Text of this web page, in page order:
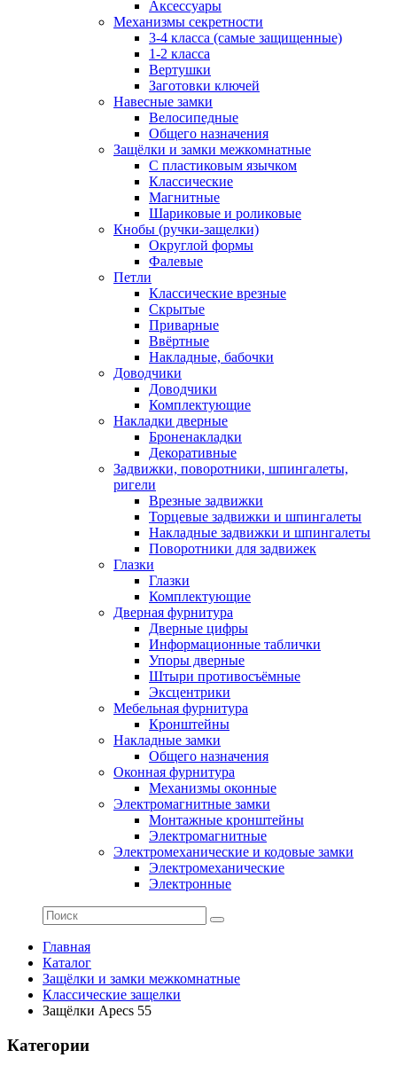
Аксессуары
Механизмы секретности
3-4 класса (самые защищенные)
1-2 класса
Вертушки
Заготовки ключей
Навесные замки
Велосипедные
Общего назначения
Защёлки и замки межкомнатные
С пластиковым язычком
Классические
Магнитные
Шариковые и роликовые
Кнобы (ручки-защелки)
Округлой формы
Фалевые
Петли
Классические врезные
Скрытые
Приварные
Ввёртные
Накладные, бабочки
Доводчики
Доводчики
Комплектующие
Накладки дверные
Броненакладки
Декоративные
Задвижки, поворотники, шпингалеты,
ригели
Врезные задвижки
Торцевые задвижки и шпингалеты
Накладные задвижки и шпингалеты
Поворотники для задвижек
Глазки
Глазки
Комплектующие
Дверная фурнитура
Дверные цифры
Информационные таблички
Упоры дверные
Штыри противосъёмные
Эксцентрики
Мебельная фурнитура
Кронштейны
Накладные замки
Общего назначения
Оконная фурнитура
Механизмы оконные
Электромагнитные замки
Монтажные кронштейны
Электромагнитные
Электромеханические и кодовые замки
Электромеханические
Электронные
Главная
Каталог
Защёлки и замки межкомнатные
Классические защелки
Защёлки Apecs 55
Категории